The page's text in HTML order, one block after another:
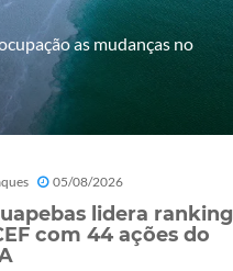
as mudanças no
05/08/2026
lidera ranking
com 44 ações do